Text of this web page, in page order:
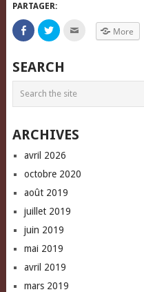
PARTAGER:
Click
to
share
Facebook
(Opens
in
window)
Click
to
Twitter
(Opens
in
window)
friend
More
SEARCH
ARCHIVES
avril 2026
octobre 2020
août 2019
juillet 2019
juin 2019
mai 2019
avril 2019
mars 2019